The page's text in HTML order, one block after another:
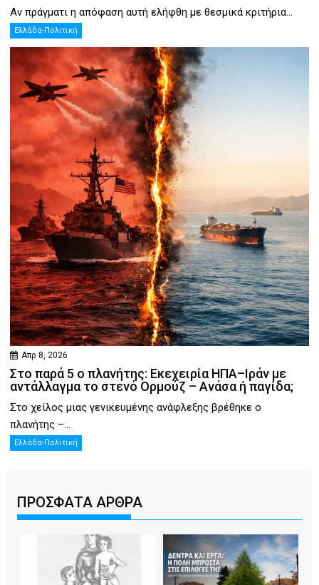
Αν πράγματι η απόφαση αυτή ελήφθη με θεσμικά κριτήρια...
Ελλάδα-Πολιτική
Απρ 8, 2026
Στο παρά 5 ο πλανήτης: Εκεχειρία ΗΠΑ–Ιράν με
αντάλλαγμα το στενό Ορμούζ – Ανάσα ή παγίδα;
Στο χείλος μιας γενικευμένης ανάφλεξης βρέθηκε ο
πλανήτης –...
Ελλάδα-Πολιτική
ΠΡΟΣΦΑΤΑ ΑΡΘΡΑ